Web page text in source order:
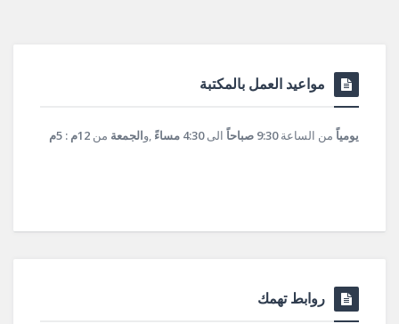
مواعيد العمل بالمكتبة
يومياً من الساعة9:30 صباحاً الى4:30 مساءً ,والجمعة من 12م : 5م
روابط تهمك